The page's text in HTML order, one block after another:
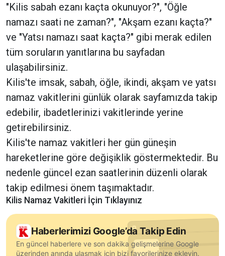
"Kilis sabah ezanı kaçta okunuyor?", "Öğle
namazı saati ne zaman?", "Akşam ezanı kaçta?"
ve "Yatsı namazı saat kaçta?" gibi merak edilen
tüm soruların yanıtlarına bu sayfadan
ulaşabilirsiniz.
Kilis'te imsak, sabah, öğle, ikindi, akşam ve yatsı
namaz vakitlerini günlük olarak sayfamızda takip
edebilir, ibadetlerinizi vakitlerinde yerine
getirebilirsiniz.
Kilis'te namaz vakitleri her gün güneşin
hareketlerine göre değişiklik göstermektedir. Bu
nedenle güncel ezan saatlerinin düzenli olarak
takip edilmesi önem taşımaktadır.
Kilis Namaz Vakitleri İçin Tıklayınız
Haberlerimizi Google’da Takip Edin
En güncel haberlere ve son dakika gelişmelerine Google
üzerinden anında ulaşmak için bizi favorilerinize ekleyin.